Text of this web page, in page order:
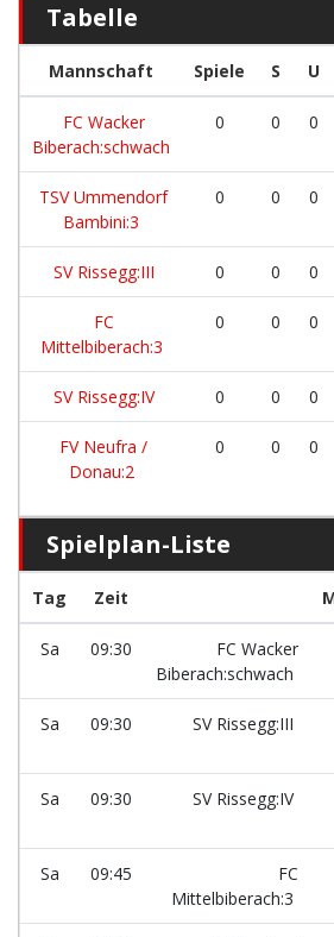
Tabelle
Mannschaft Spiele S U
FC Wacker
Biberach:schwach
0 0 0
TSV Ummendorf
Bambini:3
0 0 0
SV Rissegg:III 0 0 0
FC
Mittelbiberach:3
0 0 0
SV Rissegg:IV 0 0 0
FV Neufra /
Donau:2
0 0 0
Spielplan-Liste
Tag Zeit
Sa 09:30
FC Wacker
Biberach:schwach
Sa 09:30 SV Rissegg:III
Sa 09:30 SV Rissegg:IV
Sa 09:45
FC
Mittelbiberach:3